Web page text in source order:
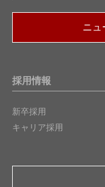
ニュ
採用情報
新卒採用
キャリア採用